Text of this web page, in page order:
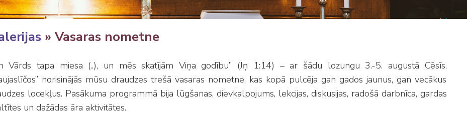
» Vasaras nometne
Vārds tapa miesa (..), un mēs skatījām Viņa godību” (Jņ 1:14) – ar šādu lozungu 3.-5. augustā Cēsīs,
norisinājās mūsu draudzes trešā vasaras nometne, kas kopā pulcēja gan gados jaunus, gan vecākus
locekļus. Pasākuma programmā bija lūgšanas, dievkalpojums, lekcijas, diskusijas, radošā darbnīca, gardas
un dažādas āra aktivitātes.